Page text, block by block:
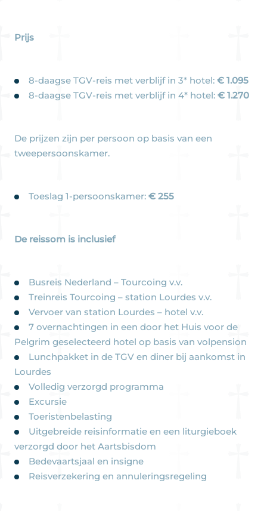
Prijs
8-daagse TGV-reis met verblijf in 3* hotel: € 1.095
8-daagse TGV-reis met verblijf in 4* hotel: € 1.270
De prijzen zijn per persoon op basis van een
tweepersoonskamer.
Toeslag 1-persoonskamer: € 255
De reissom is inclusief
Busreis Nederland – Tourcoing v.v.
Treinreis Tourcoing – station Lourdes v.v.
Vervoer van station Lourdes – hotel v.v.
7 overnachtingen in een door het Huis voor de
Pelgrim geselecteerd hotel op basis van volpension
Lunchpakket in de TGV en diner bij aankomst in
Lourdes
Volledig verzorgd programma
Excursie
Toeristenbelasting
Uitgebreide reisinformatie en een liturgieboek
verzorgd door het Aartsbisdom
Bedevaartsjaal en insigne
Reisverzekering en annuleringsregeling